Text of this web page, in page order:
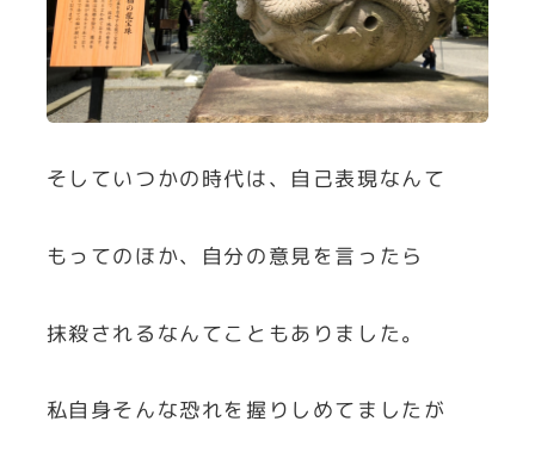
そしていつかの時代は、自己表現なんて
もってのほか、自分の意見を言ったら
抹殺されるなんてこともありました。
私自身そんな恐れを握りしめてましたが